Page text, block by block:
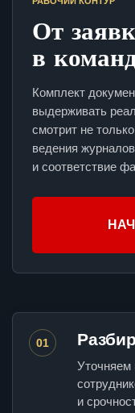
От
в
Комплект
выдерживать
смотрит не
ведения
и соответствие
01
Уточняем
и